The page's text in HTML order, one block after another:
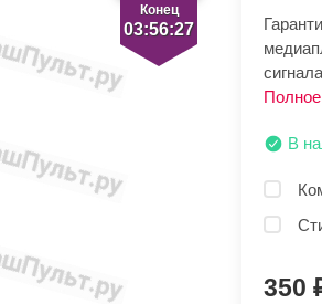
Конец
03:56:26
В
350